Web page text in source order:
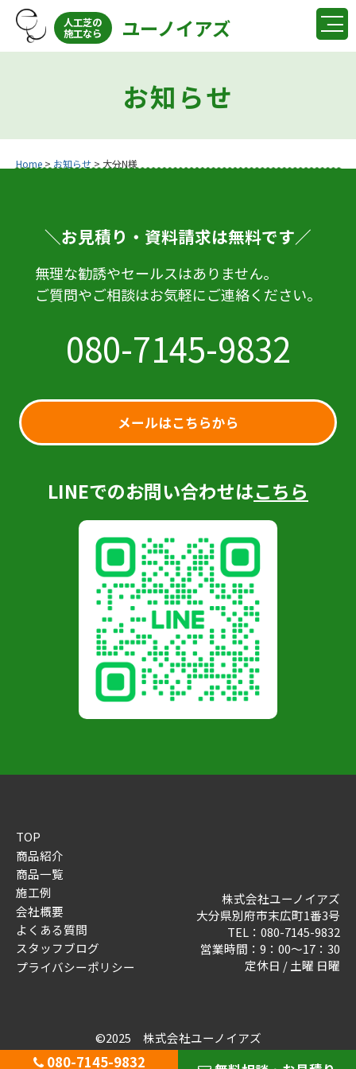
人工芝の
施工なら ユーノイアズ
お知らせ
Home > お知らせ > 大分N様
＼お見積り・資料請求は無料です／
無理な勧誘やセールスはありません。
ご質問やご相談はお気軽にご連絡ください。
080-7145-9832
メールはこちらから
LINEでのお問い合わせはこちら
TOP
商品紹介
商品一覧
施工例
会社概要
よくある質問
スタッフブログ
プライバシーポリシー
株式会社ユーノイアズ
大分県別府市末広町1番3号
TEL： 080-7145-9832
営業時間：9：00～17：30
定休日 / 土曜 日曜
©2025 株式会社ユーノイアズ
080-7145-9832